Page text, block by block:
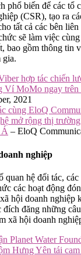
phổ biến để các tổ
(CSR), tạo ra
tất cả các bên
sẽ làm việc
bao gồm thông tin
gia.
hợp tác chiến
Ví MoMo ngay trên
2021
cùng EloQ
mở rộng thị
– EloQ
nghiệp
hệ đối tác,
các hoạt động
hội doanh nghiệp
đăng những
xã hội doanh
Planet Water
Hưng Yên tái cam